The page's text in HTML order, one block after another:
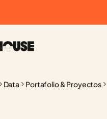
Data Portafolio & Proyectos